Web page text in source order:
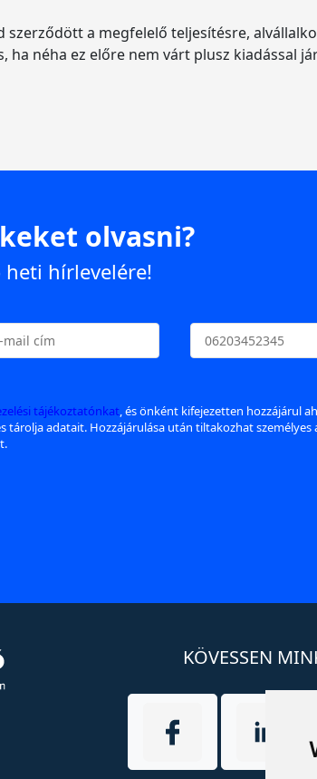
szerződött a megfelelő teljesítésre,
ha néha ez előre nem várt plusz kiadással
olvasni?
heti hírlevelére!
tájékoztatónkat, és önként kifejezetten hozzájárul
tárolja adatait. Hozzájárulása után tiltakozhat
KÖVESSEN